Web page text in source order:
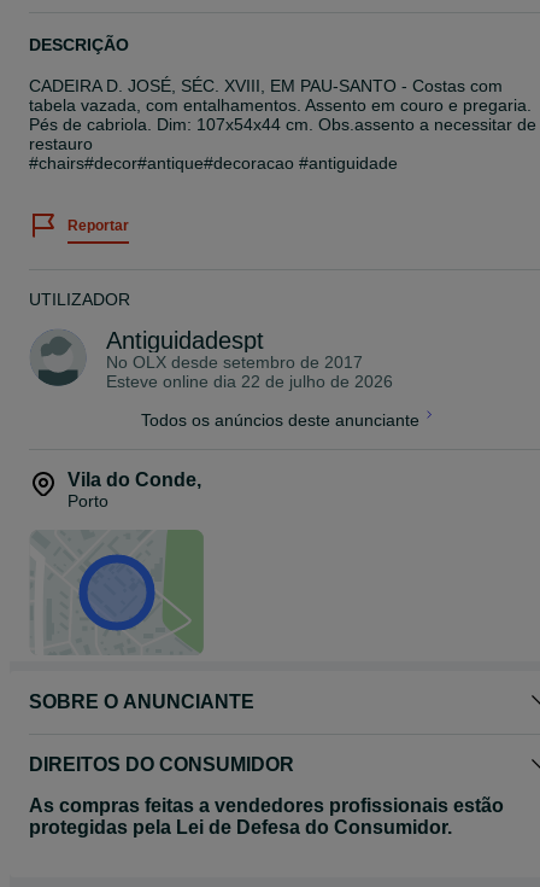
DESCRIÇÃO
CADEIRA D. JOSÉ, SÉC. XVIII, EM PAU-SANTO - Costas com
tabela vazada, com entalhamentos. Assento em couro e pregaria.
Pés de cabriola. Dim: 107x54x44 cm. Obs.assento a necessitar de
restauro
#chairs#decor#antique#decoracao #antiguidade
Reportar
UTILIZADOR
Antiguidadespt
No OLX desde setembro de 2017
Esteve online dia 22 de julho de 2026
Todos os anúncios deste anunciante
Vila do Conde,
Porto
SOBRE O ANUNCIANTE
DIREITOS DO CONSUMIDOR
As compras feitas a vendedores profissionais estão
protegidas pela Lei de Defesa do Consumidor.